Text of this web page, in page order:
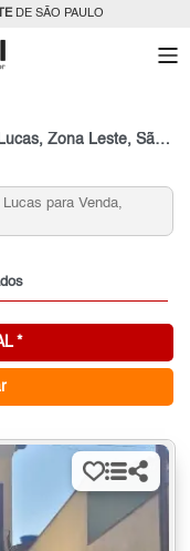
DE SÃO PAULO
Imóveis na Rua Barlavento, Parque São Lucas, Zona Leste, São Paulo, SP
para Venda,
*